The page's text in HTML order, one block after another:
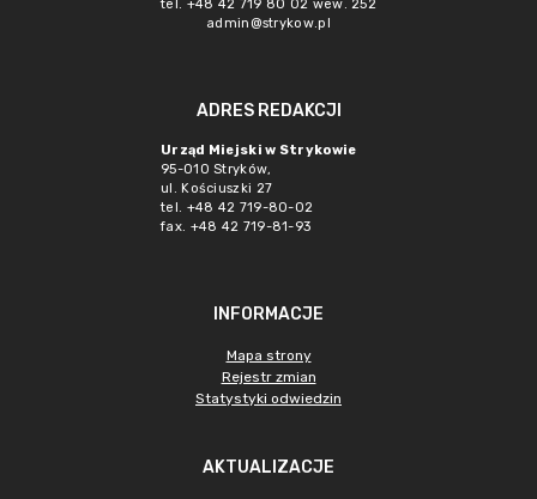
tel. +48 42 719 80 02 wew. 252
admin@strykow.pl
ADRES REDAKCJI
Urząd Miejski w Strykowie
95-010 Stryków,
ul. Kościuszki 27
tel. +48 42 719-80-02
fax. +48 42 719-81-93
INFORMACJE
Mapa strony
Rejestr zmian
Statystyki odwiedzin
AKTUALIZACJE